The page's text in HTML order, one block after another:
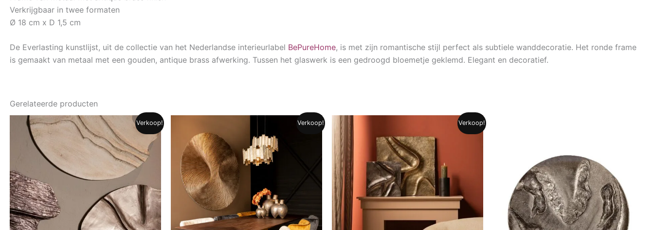
Verkrijgbaar in twee formaten
Ø 18 cm x D 1,5 cm
De Everlasting kunstlijst, uit de collectie van het Nederlandse interieurlabel BePureHome, is met zijn romantische stijl perfect als subtiele wanddecoratie. Het ronde frame
is gemaakt van metaal met een gouden, antique brass afwerking. Tussen het glaswerk is een gedroogd bloemetje geklemd. Elegant en decoratief.
Gerelateerde producten
Verkoop! Verkoop! Verkoop!